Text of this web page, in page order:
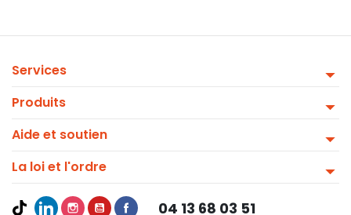
Services
Produits
Aide et soutien
La loi et l'ordre
04 13 68 03 51